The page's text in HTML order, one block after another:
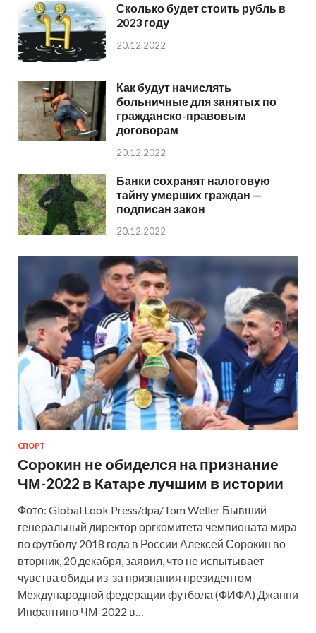
Сколько будет стоить рубль в
2023 году
20.12.2022
Как будут начислять
больничные для занятых по
гражданско-правовым
договорам
20.12.2022
Банки сохранят налоговую
тайну умерших граждан —
подписан закон
20.12.2022
СПОРТ
Сорокин не обиделся на признание
ЧМ-2022 в Катаре лучшим в истории
Фото: Global Look Press/dpa/Tom Weller Бывший
генеральный директор оргкомитета чемпионата мира
по футболу 2018 года в России Алексей Сорокин во
вторник, 20 декабря, заявил, что не испытывает
чувства обиды из-за признания президентом
Международной федерации футбола (ФИФА) Джанни
Инфантино ЧМ-2022 в…